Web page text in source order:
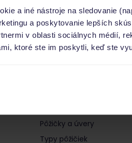
a iné nástroje na sledovanie
a poskytovanie lepších
v oblasti sociálnych médií,
ktoré ste im poskytli, keď ste
Pôžičky a úvery
Typy pôžičiek